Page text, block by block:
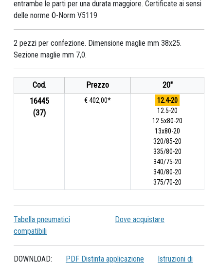
entrambe le parti per una durata maggiore. Certificate ai sensi
delle norme Ö-Norm V5119
2 pezzi per confezione. Dimensione maglie mm 38x25.
Sezione maglie mm 7,0.
Cod. Prezzo
20"
16445
(37)
€ 402,00*
12.4-20
12.5-20
12.5x80-20
13x80-20
320/85-20
335/80-20
340/75-20
340/80-20
375/70-20
Tabella pneumatici
compatibili
Dove acquistare
DOWNLOAD: PDF Distinta applicazione
Istruzioni di